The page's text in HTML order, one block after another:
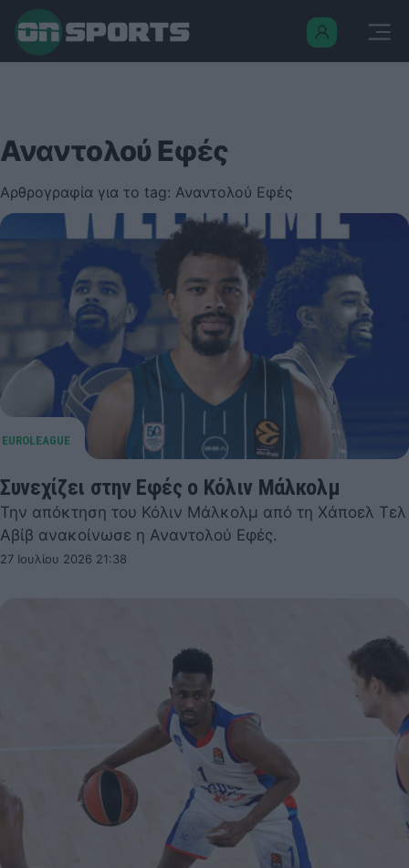
Αναντολού Εφές
Αρθρογραφία για το tag: Αναντολού Εφές
Συνεχίζει στην Εφές ο Κόλιν Μάλκολμ
Την απόκτηση του Κόλιν Μάλκολμ από τη Χάποελ Τελ
Αβίβ ανακοίνωσε η Αναντολού Εφές.
27 Ιουλίου 2026 21:38